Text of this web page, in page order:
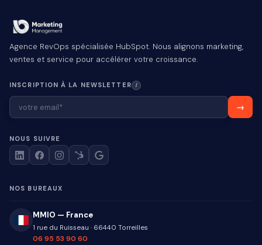
Agence RevOps spécialisée HubSpot. Nous alignons marketing,
ventes et service pour accélérer votre croissance.
INSCRIPTION À LA NEWSLETTER I
NOUS SUIVRE
NOS BUREAUX
MMIO — France
1 rue du Ruisseau · 66440 Torreilles
06 95 53 90 60